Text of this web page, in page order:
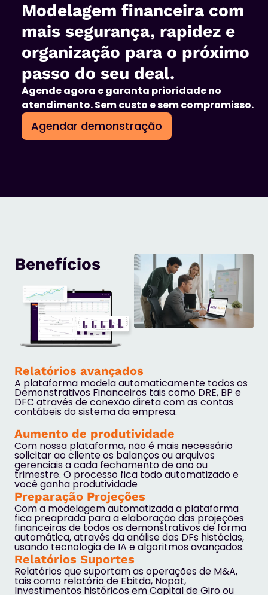
Modelagem financeira com
mais segurança, rapidez e
organização para o próximo
passo do seu deal.
Agende agora e garanta prioridade no
atendimento. Sem custo e sem compromisso.
Agendar demonstração
Benefícios
Relatórios avançados
A plataforma modela automaticamente todos os
Demonstrativos Financeiros tais como DRE, BP e
DFC através de conexão direta com as contas
contábeis do sistema da empresa.
Aumento de produtividade
Com nossa plataforma, não é mais necessário
solicitar ao cliente os balanços ou arquivos
gerenciais a cada fechamento de ano ou
trimestre. O processo fica todo automatizado e
você ganha produtividade
Preparação Projeções
Com a modelagem automatizada a plataforma
fica preaprada para a elaboração das projeções
financeiras de todos os demonstrativos de forma
automática, através da análise das DFs histócias,
usando tecnologia de IA e algoritmos avançados.
Relatórios Suportes
Relatórios que suportam as operações de M&A,
tais como relatório de Ebitda, Nopat,
Investimentos históricos em Capital de Giro ou